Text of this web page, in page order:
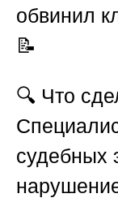
обвинил
📝
🔍 Что
судебных